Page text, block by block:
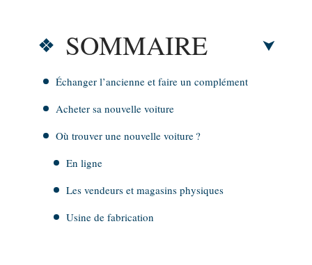
SOMMAIRE
Échanger l’ancienne et faire un complément
Acheter sa nouvelle voiture
Où trouver une nouvelle voiture ?
En ligne
Les vendeurs et magasins physiques
Usine de fabrication